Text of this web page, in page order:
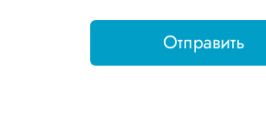
Отправить